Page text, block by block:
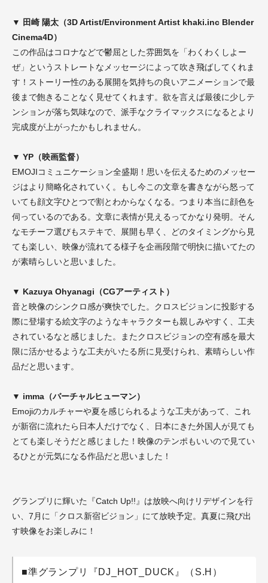
▼ 田崎 陽太（3D Artist/Environment Artist khaki.inc Blender
Cinema4D）
この作品はコロナなどで鬱屈とした雰囲気を「わくわくしよー
ぜ」というストレートなメッセージによって吹き飛ばしてくれま
す！ストーリー性のある展開を気持ちの良いアニメーションで最
後まで飽きることなく見せてくれます。欲を言えば最後に少しテ
ンションが落ち気味なので、派手なクライマックスになるとより
完成度が上がったかもしれません。
▼ YP（映画監督）
EMOJIコミュニケーション全盛期！思いを伝えるためのメッセー
ジはより簡略化されていく。もし今この文章を書きながら怒って
いても顔文字ひとつで割とわからなくなる。つまり本当に顔色を
伺っているのである。文章に表情が見えるってかなり発明。そん
なモチーフ選びもステキで、展開も早く、どのタイミングから見
ても楽しい、映像が流れてる様子を企画段階で明快に描いてたの
が素晴らしいと思いました。
▼ Kazuya Ohyanagi（CGアーティスト）
音と映像のシンクロ感が爽快でした。クロスビジョンに投影する
際に登場する絵文字のようなキャラクターも親しみやすく、工夫
されているなと感じました。またクロスビジョンの空有感を最大
限に活かせるような工夫がいたる所に見受けられ、素晴らしい作
品だと思います。
▼ imma（バーチャルヒューマン）
Emojiのカルチャーや夏を感じられるような工夫があって、これ
が新宿に流れたら日本人だけでなく、日本にきた外国人が見ても
とても楽しそうだと感じました！映像のテンポもいいので見てい
るひとが元気になる作品だと思いました！
グランプリに輝いた『Catch Up!!』は放映へ向けリデザインを行
い、7月に「クロス新宿ビジョン」にて放映予定。真夏に飛び出
す映像をお楽しみに！
■準グランプリ『DJ_HOT_DUCK』（S.H）